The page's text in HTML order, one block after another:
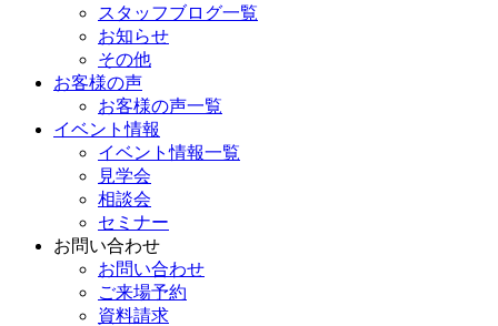
スタッフブログ一覧
お知らせ
その他
お客様の声
お客様の声一覧
イベント情報
イベント情報一覧
見学会
相談会
セミナー
お問い合わせ
お問い合わせ
ご来場予約
資料請求